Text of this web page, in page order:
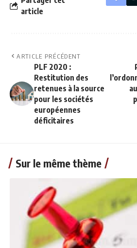
article
ARTICLE PRÉCÉDENT
PLF 2020 :
Restitution des
retenues à la source
pour les sociétés
européennes
déficitaires
Sur le même thème